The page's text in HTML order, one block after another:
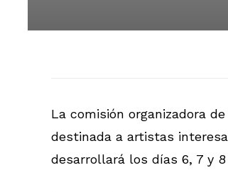
La comisión organizadora
destinada a artistas
desarrollará los días 6, 7 y